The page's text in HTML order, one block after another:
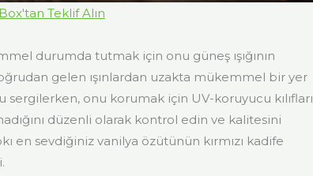
Teklif Alın
durumda tutmak için onu güneş ışığının
gelen ışınlardan uzakta mükemmel bir yer
onu korumak için UV-koruyucu kılıfları
düzenli olarak kontrol edin ve kalitesini
en sevdiğiniz vanilya özütünün kırmızı kadife